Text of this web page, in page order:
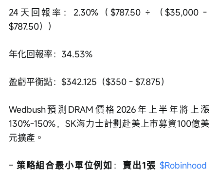
24天回報率：2.30%（$787.50 ÷ （$35,000 -
$787.50））
年化回報率：34.53%
盈虧平衡點：$342.125（$350 - $7.875）
Wedbush預測DRAM價格2026年上半年將上漲
130%-150%，SK海力士計劃赴美上市募資100億美
元擴產。
– 策略組合最小單位例如 ： 賣出1張 $Robinhood